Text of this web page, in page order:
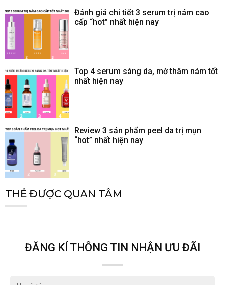
Đánh giá chi tiết 3 serum trị nám cao
cấp “hot” nhất hiện nay
Top 4 serum sáng da, mờ thâm nám tốt
nhất hiện nay
Review 3 sản phẩm peel da trị mụn
“hot” nhất hiện nay
THẺ ĐƯỢC QUAN TÂM
ĐĂNG KÍ THÔNG TIN NHẬN ƯU ĐÃI